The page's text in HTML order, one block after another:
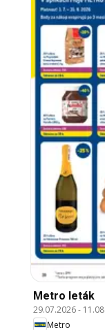
Metro leták
29.07.2026-
Metro